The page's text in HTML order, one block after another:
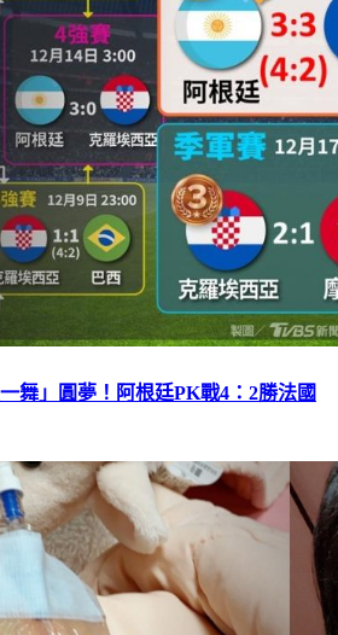
舞」圓夢！阿根廷PK戰4：2勝法國